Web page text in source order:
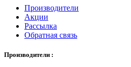
Производители
Акции
Рассылка
Обратная связь
Производители :